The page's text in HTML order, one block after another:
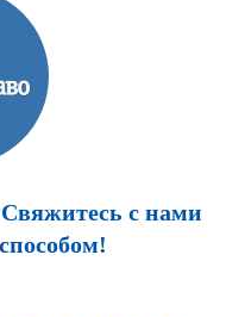
с нами